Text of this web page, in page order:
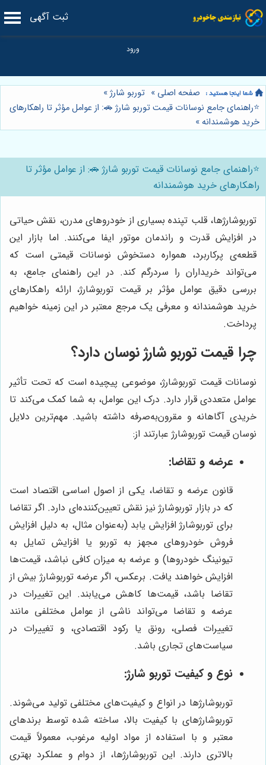
ثبت آگهی
صفحه اصلی » توربو شارژ»
⭐️راهنمای جامع نوسانات قیمت توربو شارژ 🚗: از عوامل مؤثر تا راهکارهای
خرید هوشمندانه»
⭐️راهنمای جامع نوسانات قیمت توربو شارژ 🚗: از عوامل مؤثر تا
راهکارهای خرید هوشمندانه
توربوشارژها، قلب تپنده بسیاری از خودروهای مدرن، نقش حیاتی
در افزایش قدرت و راندمان موتور ایفا می‌کنند. اما بازار این
قطعه‌ی پرکاربرد، همواره دستخوش نوسانات قیمتی است که
می‌تواند خریداران را سردرگم کند. در این راهنمای جامع، به
بررسی دقیق عوامل مؤثر بر قیمت توربوشارژ، ارائه راهکارهای
خرید هوشمندانه و معرفی یک مرجع معتبر در این زمینه خواهیم
پرداخت.
چرا قیمت توربو شارژ نوسان دارد؟
نوسانات قیمت توربوشارژ، موضوعی پیچیده است که تحت تأثیر
عوامل متعددی قرار دارد. درک این عوامل، به شما کمک می‌کند تا
خریدی آگاهانه و مقرون‌به‌صرفه داشته باشید. مهم‌ترین دلایل
نوسان قیمت توربوشارژ عبارتند از:
عرضه و تقاضا:
قانون عرضه و تقاضا، یکی از اصول اساسی اقتصاد است
که در بازار توربوشارژ نیز نقش تعیین‌کننده‌ای دارد. اگر تقاضا
برای توربوشارژ افزایش یابد (به‌عنوان مثال، به دلیل افزایش
فروش خودروهای مجهز به توربو یا افزایش تمایل به
تیونینگ خودروها) و عرضه به میزان کافی نباشد، قیمت‌ها
افزایش خواهند یافت. برعکس، اگر عرضه توربوشارژ بیش از
تقاضا باشد، قیمت‌ها کاهش می‌یابند. این تغییرات در
عرضه و تقاضا می‌تواند ناشی از عوامل مختلفی مانند
تغییرات فصلی، رونق یا رکود اقتصادی، و تغییرات در
سیاست‌های تجاری باشد.
نوع و کیفیت توربو شارژ:
توربوشارژها در انواع و کیفیت‌های مختلفی تولید می‌شوند.
توربوشارژهای با کیفیت بالا، ساخته شده توسط برندهای
معتبر و با استفاده از مواد اولیه مرغوب، معمولاً قیمت
بالاتری دارند. این توربوشارژها، از دوام و عملکرد بهتری